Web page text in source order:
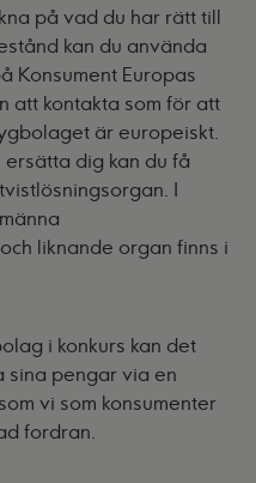
på vad du har rätt till
kan du använda
Konsument Europas
att kontakta som för att
är europeiskt.
dig kan du få
I
liknande organ finns i
i konkurs kan det
sina pengar via en
vi som konsumenter
fordran.